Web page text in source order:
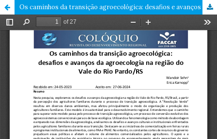
Os caminhos da transição agroecológica: desafios e avanços da agroecologia na região do Vale do Rio Pardo/RS.